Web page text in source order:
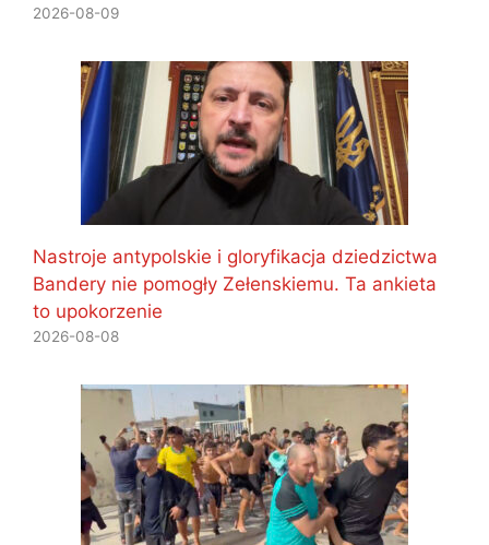
2026-08-09
Nastroje antypolskie i gloryfikacja dziedzictwa
Bandery nie pomogły Zełenskiemu. Ta ankieta
to upokorzenie
2026-08-08